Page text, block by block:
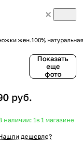
жен.100%
Показать
еще
фото
руб.
наличии: 1в 1 магазине
дешевле?